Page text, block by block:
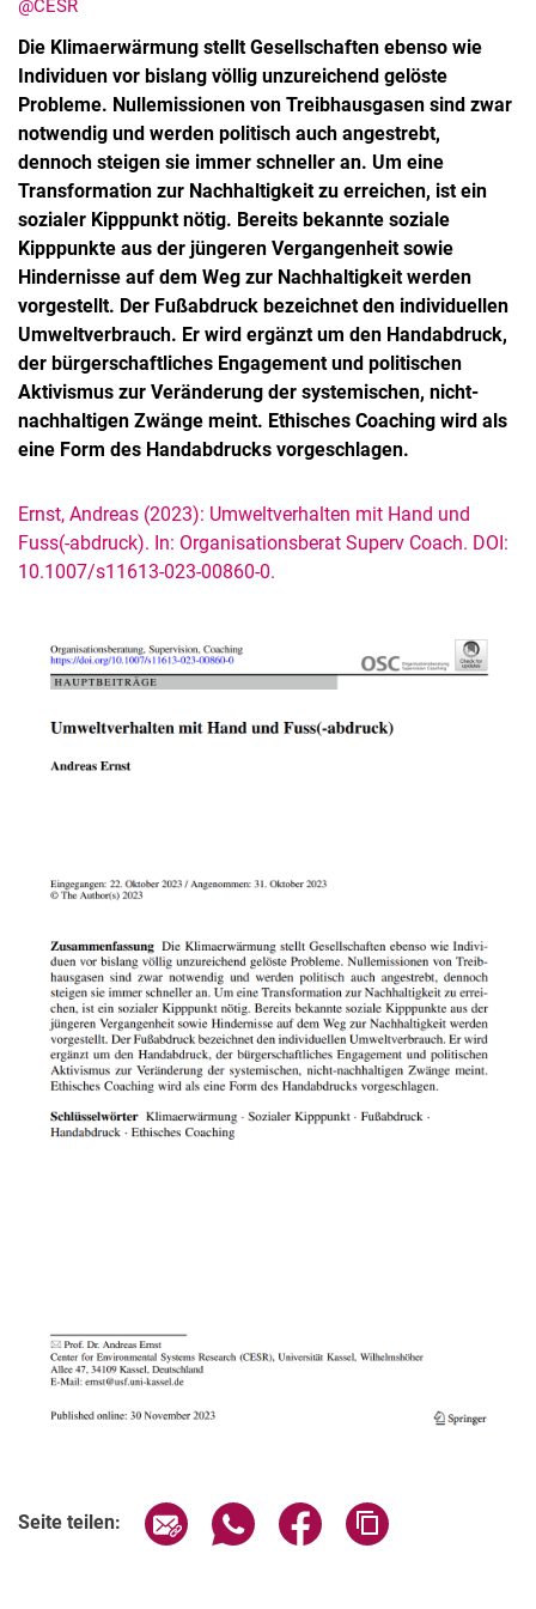
@CESR
Die Klimaerwärmung stellt Gesellschaften ebenso wie
Individuen vor bislang völlig unzureichend gelöste
Probleme. Nullemissionen von Treibhausgasen sind zwar
notwendig und werden politisch auch angestrebt,
dennoch steigen sie immer schneller an. Um eine
Transformation zur Nachhaltigkeit zu erreichen, ist ein
sozialer Kipppunkt nötig. Bereits bekannte soziale
Kipppunkte aus der jüngeren Vergangenheit sowie
Hindernisse auf dem Weg zur Nachhaltigkeit werden
vorgestellt. Der Fußabdruck bezeichnet den individuellen
Umweltverbrauch. Er wird ergänzt um den Handabdruck,
der bürgerschaftliches Engagement und politischen
Aktivismus zur Veränderung der systemischen, nicht-
nachhaltigen Zwänge meint. Ethisches Coaching wird als
eine Form des Handabdrucks vorgeschlagen.
Ernst, Andreas (2023): Umweltverhalten mit Hand und
Fuss(-abdruck). In: Organisationsberat Superv Coach. DOI:
10.1007/s11613-023-00860-0.
Seite teilen: Seite über E-Mail teilen
Seite über WhatsApp teilen
Seite über Facebook